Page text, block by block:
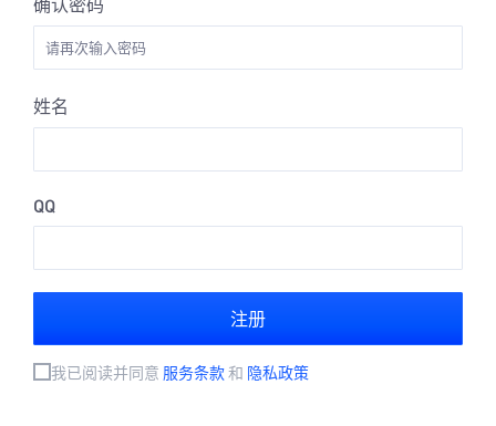
姓名
QQ
注册
我已阅读并同意 服务条款和 隐私政策